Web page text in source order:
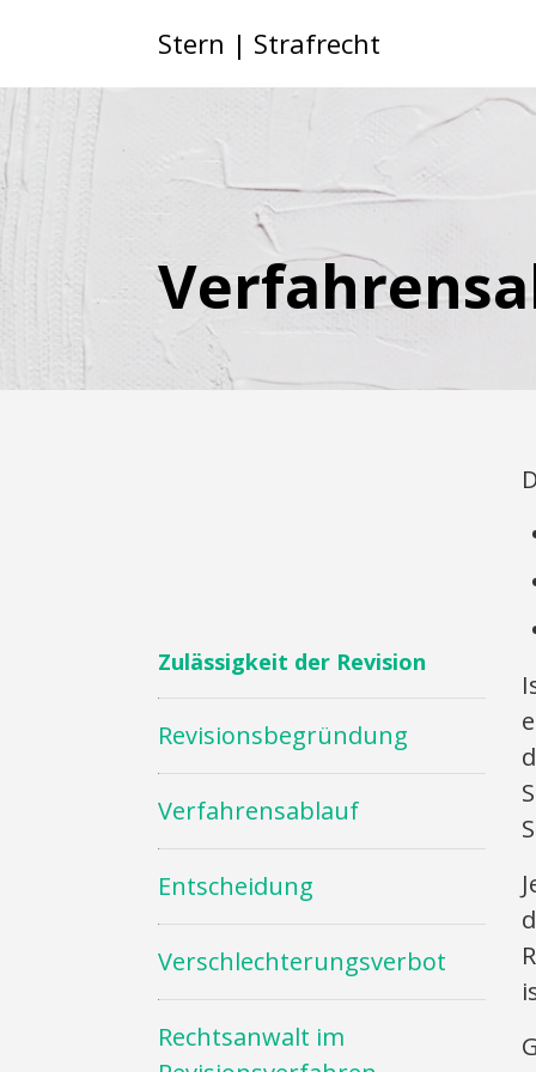
Stern | Strafrecht
Zulässigkeit der Revision
Revisionsbegründung
Verfahrensablauf
Entscheidung
Verschlechterungsverbot
Rechtsanwalt im